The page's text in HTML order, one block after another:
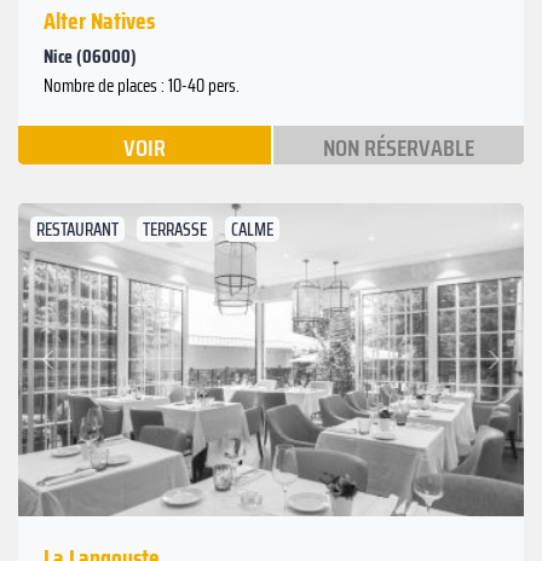
Alter Natives
Nice (06000)
Nombre de places : 10-40 pers.
VOIR NON RÉSERVABLE
RESTAURANT TERRASSE CALME
Précédent
Suivant